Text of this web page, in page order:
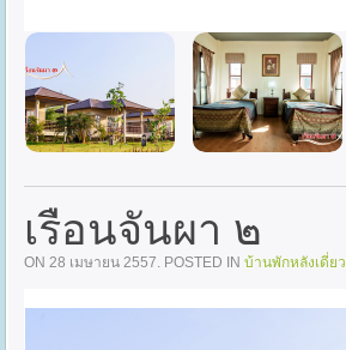
เรือนจันผา ๒
ON 28 เมษายน 2557. POSTED IN บ้านพักหลังเดี่ยว